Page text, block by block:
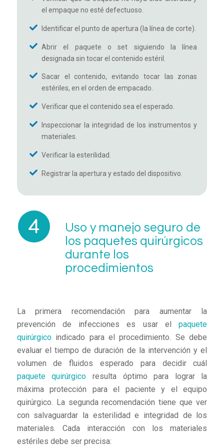
el empaque no esté defectuoso.
Identificar el punto de apertura (la línea de corte).
Abrir el paquete o set siguiendo la línea
designada sin tocar el contenido estéril.
Sacar el contenido, evitando tocar las zonas
estériles, en el orden de empacado.
Verificar que el contenido sea el esperado.
Inspeccionar la integridad de los instrumentos y
materiales.
Verificar la esterilidad.
Registrar la apertura y estado del dispositivo.
Uso y manejo seguro de
los paquetes quirúrgicos
durante los
procedimientos
La primera recomendación para aumentar la
prevención de infecciones es usar elpaquete
quirúrgicoindicado para el procedimiento. Se debe
evaluar el tiempo de duración de la intervención y el
volumen de fluidos esperado para decidir cuál
paquete quirúrgico resulta óptimo para lograr la
máxima protección para el paciente y el equipo
quirúrgico. La segunda recomendación tiene que ver
con salvaguardar la esterilidad e integridad de los
materiales. Cada interacción con los materiales
estériles debe ser precisa: